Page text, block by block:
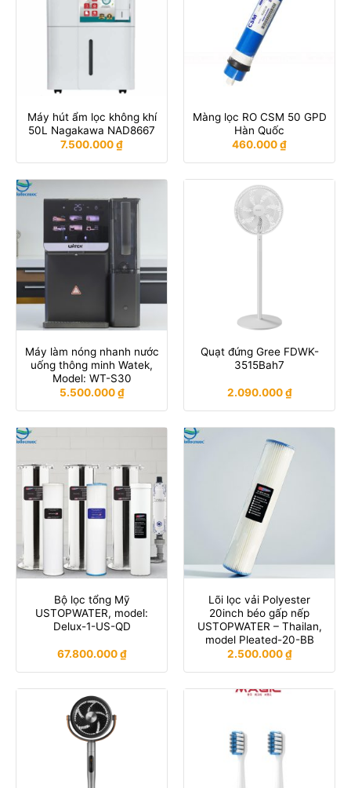
Máy hút ẩm lọc không khí
50L Nagakawa NAD8667
7.500.000₫
Màng lọc RO CSM 50 GPD
Hàn Quốc
460.000₫
Máy làm nóng nhanh nước
uống thông minh Watek,
Model: WT-S30
5.500.000₫
Quạt đứng Gree FDWK-
3515Bah7
2.090.000₫
Bộ lọc tổng Mỹ
USTOPWATER, model:
Delux-1-US-QD
67.800.000₫
Lõi lọc vải Polyester
20inch béo gấp nếp
USTOPWATER – Thailan,
model Pleated-20-BB
2.500.000₫